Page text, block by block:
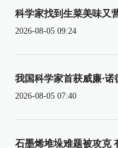
科学家找到生菜美味又
2026-08-05 09:24
我国科学家首获威廉·诺
2026-08-05 07:40
石墨烯堆垛难题被攻克